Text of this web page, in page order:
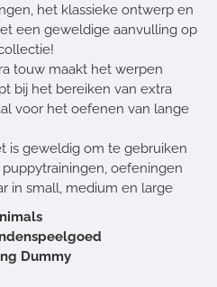
het klassieke ontwerp en
een geweldige aanvulling op
touw maakt het werpen
bij het bereiken van extra
voor het oefenen van lange
is geweldig om te gebruiken
oefeningen
in small, medium en large
Dummy